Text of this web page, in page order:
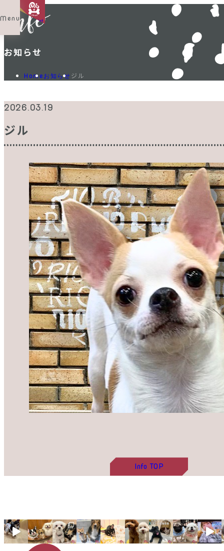
Menu Shop List
お知らせ
Home お知らせ ジル
2026.03.19
ジル
Info TOP